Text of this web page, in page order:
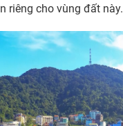
riêng cho vùng đất này.